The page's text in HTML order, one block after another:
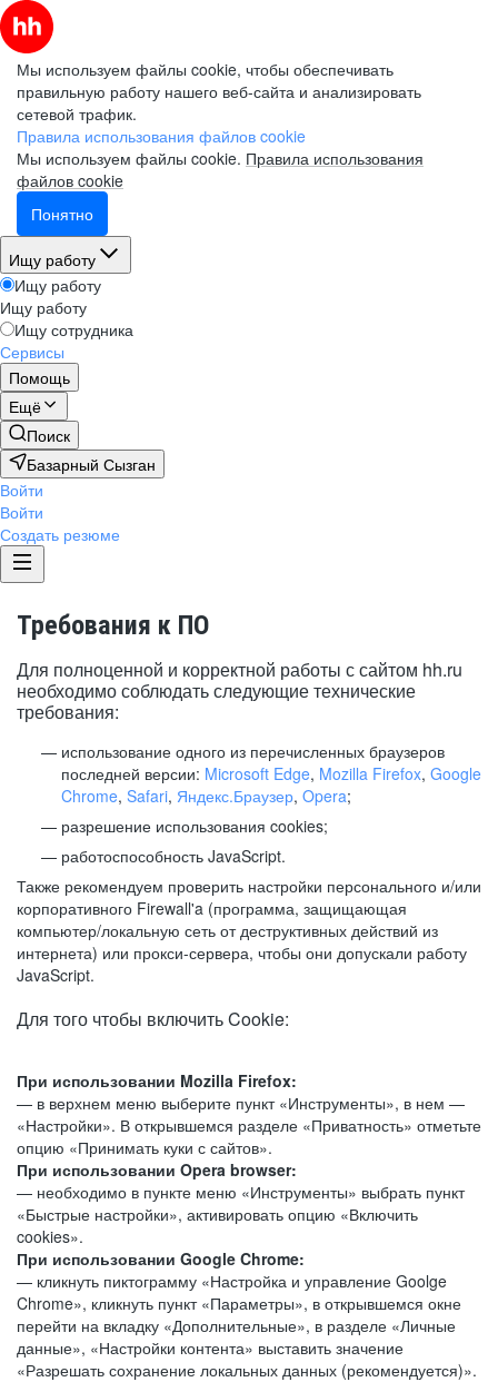
Мы используем файлы cookie, чтобы обеспечивать
правильную работу нашего веб-сайта и анализировать
сетевой трафик.
Правила использования файлов cookie
Мы используем файлы cookie. Правила использования
файлов cookie
Понятно
Ищу работу
Ищу работу
Ищу работу
Ищу сотрудника
Сервисы
Помощь
Ещё
Поиск
Базарный Сызган
Войти
Войти
Создать резюме
Требования к ПО
Для полноценной и корректной работы с сайтом hh.ru
необходимо соблюдать следующие технические
требования:
использование одного из перечисленных браузеров
последней версии: Microsoft Edge, Mozilla Firefox, Google
Chrome, Safari, Яндекс.Браузер, Opera;
разрешение использования cookies;
работоспособность JavaScript.
Также рекомендуем проверить настройки персонального и/или
корпоративного Firewall'a (программа, защищающая
компьютер/локальную сеть от деструктивных действий из
интернета) или прокси-сервера, чтобы они допускали работу
JavaScript.
Для того чтобы включить Cookie:
При использовании Mozilla Firefox:
— в верхнем меню выберите пункт «Инструменты», в нем —
«Настройки». В открывшемся разделе «Приватность» отметьте
опцию «Принимать куки с сайтов».
При использовании Opera browser:
— необходимо в пункте меню «Инструменты» выбрать пункт
«Быстрые настройки», активировать опцию «Включить
cookies».
При использовании Google Chrome:
— кликнуть пиктограмму «Настройка и управление Goolge
Chrome», кликнуть пункт «Параметры», в открывшемся окне
перейти на вкладку «Дополнительные», в разделе «Личные
данные», «Настройки контента» выставить значение
«Разрешать сохранение локальных данных (рекомендуется)».